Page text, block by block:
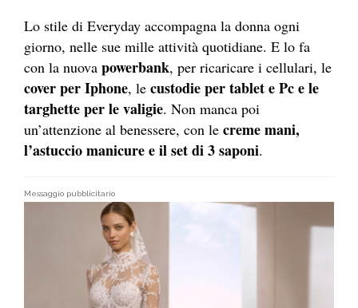
Lo stile di Everyday accompagna la donna ogni
giorno, nelle sue mille attività quotidiane. E lo fa
con la nuova powerbank, per ricaricare i cellulari, le
cover per Iphone, le custodie per tablete Pc e le
targhette per le valigie. Non manca poi
un’attenzione al benessere, con le creme mani,
l’astuccio manicure e il set di 3 saponi.
Messaggio pubblicitario